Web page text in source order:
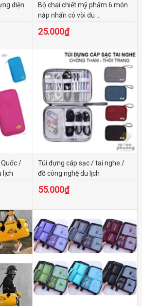
điện
Bộ chai chiết mỹ phẩm 6 món
nắp nhấn có vòi du ...
25.000₫
/
lịch
Túi đựng cáp sạc / tai nghe /
đồ công nghệ du lịch
55.000₫